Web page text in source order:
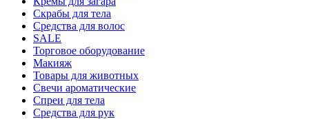
Скрабы для тела
Средства для волос
SALE
Торговое оборудование
Макияж
Товары для животных
Свечи ароматические
Спреи для тела
Средства для рук